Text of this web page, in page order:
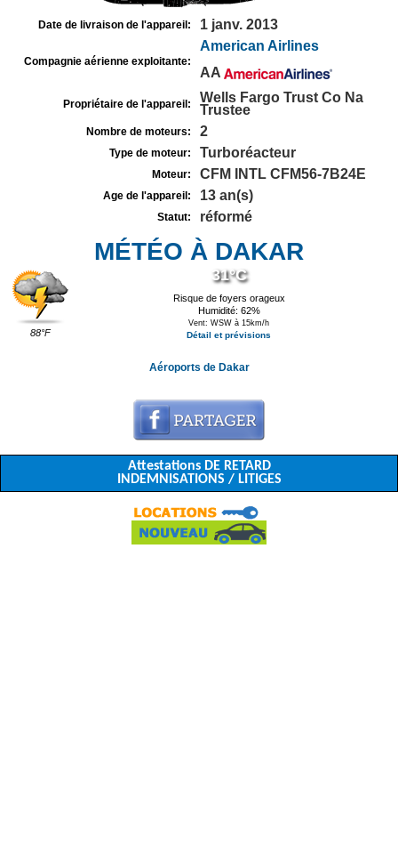
Date de livraison de l'appareil: 1 janv. 2013
Compagnie aérienne exploitante:
American Airlines
AA
Propriétaire de l'appareil:
Wells Fargo Trust Co Na
Trustee
Nombre de moteurs: 2
Type de moteur: Turboréacteur
Moteur: CFM INTL CFM56-7B24E
Age de l'appareil: 13 an(s)
Statut: réformé
MÉTÉO À DAKAR
88°F
31°C
Risque de foyers orageux
Humidité: 62%
Vent: WSW à 15km/h
Détail et prévisions
Aéroports de Dakar
Attestations DE RETARD
INDEMNISATIONS / LITIGES